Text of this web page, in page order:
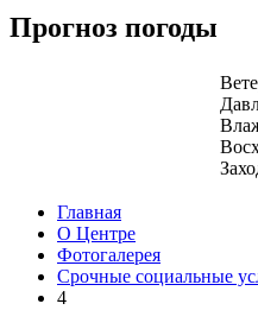
Прогноз погоды
Главная
О Центре
Фотогалерея
Срочные социальные
4